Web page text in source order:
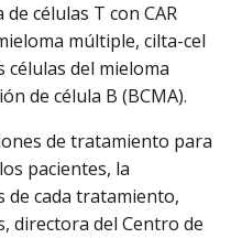
células T con CAR
múltiple, cilta-cel
del mieloma
de célula B (BCMA).
de tratamiento para
pacientes, la
de cada tratamiento,
directora del Centro de